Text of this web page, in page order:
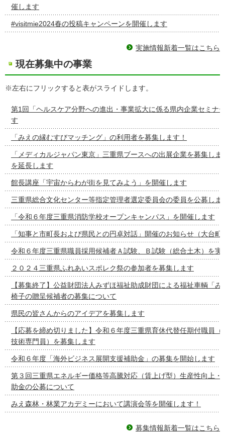
催します
#visitmie2024春の投稿キャンペーンを開催します
実施情報新着一覧はこちら
現在募集中の事業
※左右にフリックすると表がスライドします。
第1回「ヘルスケア分野への進出・事業拡大に係る県内企業セミナ
す
「みえの縁むすびマッチング」の利用者を募集します！
「メディカルジャパン東京」三重県ブースへの出展企業を募集し
を延長します
館長講座「宇宙からわが街を見てみよう」を開催します
三重県総合文化センター等指定管理者選定委員会の委員を公募しま
「令和６年度三重県消防学校オープンキャンパス」を開催します
「知事と市町長および県民との円卓対話」開催のお知らせ（大台町
令和６年度三重県職員採用候補者Ａ試験、Ｂ試験（総合土木）を実
２０２４三重県ふれあいスポレク祭の参加者を募集します
【募集終了】公益財団法人みずほ福祉助成財団による福祉車輌「
椅子の贈呈候補者の募集について
県民の皆さんからのアイデアを募集します
【応募を締め切りました】令和６年度三重県育休代替任期付職員
技術専門員）を募集します
令和６年度「海外ビジネス展開支援補助金」の募集を開始します
第３回三重県エネルギー価格等高騰対応（賃上げ型）生産性向上・
助金の公募について
みえ森林・林業アカデミーにおいて講演会等を開催します！
募集情報新着一覧はこちら